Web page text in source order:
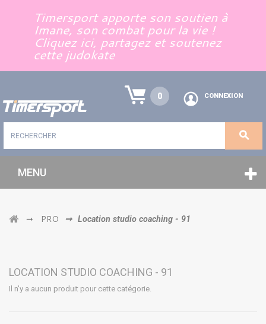
Timersport apporte son soutien à
Imane, son combat pour la vie !
Cliquez ici, partagez et soutenez
cette judokate
0 CONNEXION
MENU
➞ PRO ➞ Location studio coaching - 91
LOCATION STUDIO COACHING - 91
Il n'y a aucun produit pour cette catégorie.